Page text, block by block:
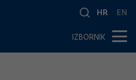
HR EN
IZBORNIK